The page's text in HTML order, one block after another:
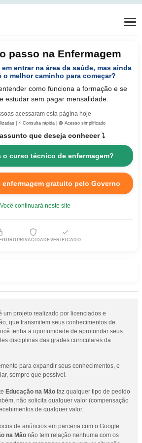
passo na Enfermagem
entrar na área da saúde, mas ainda
o melhor caminho para começar?
como funciona a formação e se
estudar sem pagar mensalidade.
acessaram esta página hoje
| ⚡ Consulta rápida | 🟢 Acesso simplificado
que deseja conhecer ⤵️
o curso técnico de enfermagem?
gratuito pelo Governo
continuará neste site
PRIVACIDADEVERIFICADO
um projeto realizado por licenciados e
que transmitem seus conhecimentos de
tenha a oportunidade de aprofundar seus
disciplinas das grades curriculares da
para expandir seus conhecimentos, e
sempre que possível.
Educação na Mão faz qualquer tipo de pedido
não solicita qualquer valor (compensação
de qualquer valor.
de anúncios em parceria com o Google
na Mão não tem relação nenhuma com os